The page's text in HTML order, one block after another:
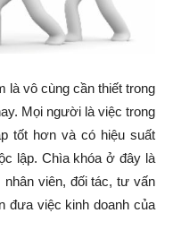
là vô cùng cần thiết trong
Mọi người là việc trong
tốt hơn và có hiệu suất
lập. Chìa khóa ở đây là
viên, đối tác, tư vấn
đưa việc kinh doanh của